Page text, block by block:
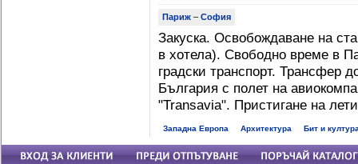
Париж – София
Закуска. Освобождаване на
в хотела). Свободно време в
градски транспорт. Трансфер
България с полет на
"Transavia". Пристигане на
Западна Европа Архитектура Бит и